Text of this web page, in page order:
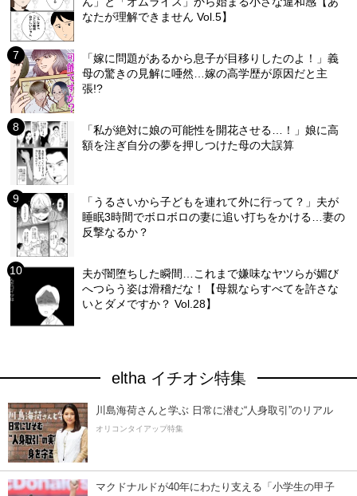
なたが理解できません Vol.5】
「嫁に問題があるから息子が目移りしたのよ！」義
母の驚きの見解に唖然…嫁の高学歴が原因だと主
張!?
「私が絶対に娘の可能性を開花させる…！」娘に高
額を注ぎ自分の夢を押しつけた母の大誤算
「うるさいから子どもを連れて外に行って？」夫が
睡眠3時間でボロボロの妻に追い打ちをかける…妻の
反撃なるか？
夫が闇堕ちした瞬間…これまで嫌味なヤツらが媚び
へつらう姿は滑稽だな！【母親ならすべてを許さな
いとダメですか？ Vol.28】
eltha イチオシ特集
川島海荷さんと学ぶ 日常に潜む“人身取引”のリアル
オリコンタイアップ特集
マクドナルドが40年にわたり支える「小学生の甲子